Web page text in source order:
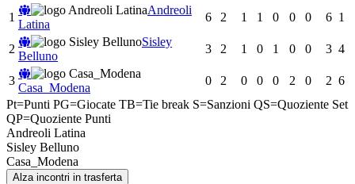
1
Andreoli
Latina
6 2 1 1 0 0 0 6 1
2
Sisley
Belluno
3 2 1 0 1 0 0 3 4
3
Casa_Modena
0 2 0 0 0 2 0 2 6
Pt=Punti PG=Giocate TB=Tie break S=Sanzioni QS=Quoziente Set
QP=Quoziente Punti
Andreoli Latina
Sisley Belluno
Casa_Modena
Alza incontri in trasferta